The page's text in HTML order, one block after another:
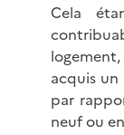
Cela
acquis
par
neuf ou